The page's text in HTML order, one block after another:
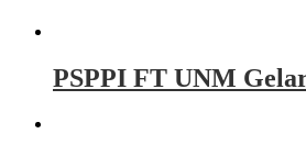
PSPPI FT UNM